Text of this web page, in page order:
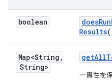
boolean doesRun
Results
Map<String ,
String>
getAll
一貫性を